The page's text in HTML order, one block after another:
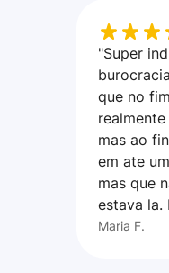
"Super
que no
mas ao
em ate
mas que
estava la.
Maria F.